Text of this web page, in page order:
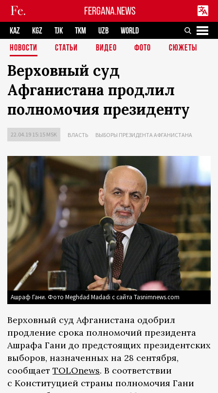
FERGANA.NEWS
KAZ KGZ TJK TKM UZB
WORLD
НОВОСТИ
СТАТЬИ ВИДЕО ФОТО СЮЖЕТЫ
Верховный суд
Афганистана продлил
полномочия президенту
22.04.19 15:15 MSK ВЛАСТЬ ВЫБОРЫ ПРЕЗИДЕНТА АФГАНИСТАНА
Ашраф Гани. Фото Meghdad Madadi с сайта Tasnimnews.com
Верховный суд Афганистана одобрил
продление срока полномочий президента
Ашрафа Гани до предстоящих президентских
выборов, назначенных на 28 сентября,
сообщает TOLOnews. В соответствии
с Конституцией страны полномочия Гани